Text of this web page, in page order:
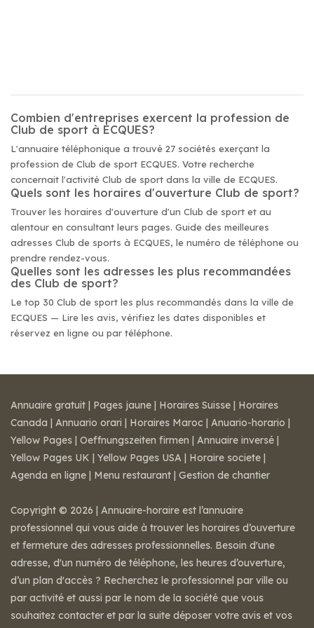
Combien d'entreprises exercent la profession de
Club de sport à ECQUES?
L'annuaire téléphonique a trouvé 27 sociétés exerçant la
profession de Club de sport ECQUES. Votre recherche
concernait l'activité Club de sport dans la ville de ECQUES.
Quels sont les horaires d'ouverture Club de sport?
Trouver les horaires d'ouverture d'un Club de sport et au
alentour en consultant leurs pages. Guide des meilleures
adresses Club de sports à ECQUES, le numéro de téléphone ou
prendre rendez-vous.
Quelles sont les adresses les plus recommandées
des Club de sport?
Le top 30 Club de sport les plus recommandés dans la ville de
ECQUES — Lire les avis, vérifiez les dates disponibles et
réservez en ligne ou par téléphone.
Annuaire gratuit | Pages jaune | Horaires Suisse | Horaires
Canada | Annuario orari | Horaires Maroc | Anuario-horario |
Yellow Pages | Oeffnungszeiten firmen | Annuaire inversé |
Yellow Pages UK | Yellow Pages USA | Horaire societe |
Agenda en ligne | Menu restaurant | Gestion de chantier
Copyright © 2026 | Annuaire-horaire est l’annuaire
professionnel qui vous aide à trouver les horaires d’ouverture
et fermeture des adresses professionnelles. Besoin d'une
adresse, d'un numéro de téléphone, les heures d’ouverture,
d’un plan d'accès ? Recherchez le professionnel par ville ou
par activité et aussi par le nom de la société que vous
souhaitez contacter et par la suite déposer votre avis et vos